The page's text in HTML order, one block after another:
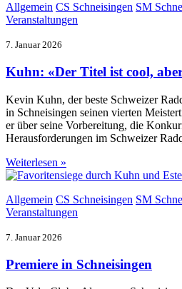
Allgemein CS Schneisingen SM
Veranstaltungen
7. Januar 2026
Kuhn: «Der Titel ist cool,
Kevin Kuhn, der beste Schweizer
in Schneisingen seinen vierten
er über seine Vorbereitung, die
Herausforderungen im Schweizer
Weiterlesen »
Allgemein CS Schneisingen SM
Veranstaltungen
7. Januar 2026
Premiere in Schneisingen